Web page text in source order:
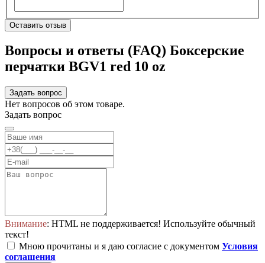
Оставить отзыв
Вопросы и ответы (FAQ) Боксерские
перчатки BGV1 red 10 oz
Задать вопрос
Нет вопросов об этом товаре.
Задать вопрос
Внимание: HTML не поддерживается! Используйте обычный
текст!
Мною прочитаны и я даю согласие с документом Условия
соглашения